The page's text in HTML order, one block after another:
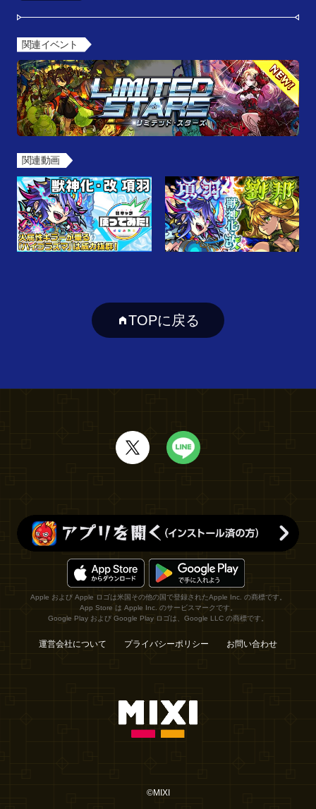
関連イベント
関連動画
TOPに戻る
Apple および Apple ロゴは米国その他の国で登録されたApple Inc. の商標です。
App Store は Apple Inc. のサービスマークです。
Google Play および Google Play ロゴは、Google LLC の商標です。
運営会社について プライバシーポリシー お問い合わせ
©MIXI